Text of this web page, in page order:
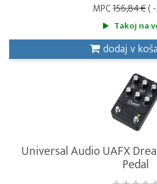
MPC156,84 €(
Takoj na
dodaj v
Universal Audio UAFX
Pedal